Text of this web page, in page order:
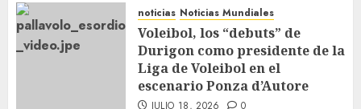
noticias Noticias Mundiales
Voleibol, los “debuts” de
Durigon como presidente de la
Liga de Voleibol en el
escenario Ponza d’Autore
JULIO 18, 2026 0